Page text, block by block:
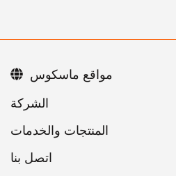
اتصل بنا
مواقع ماسكوس